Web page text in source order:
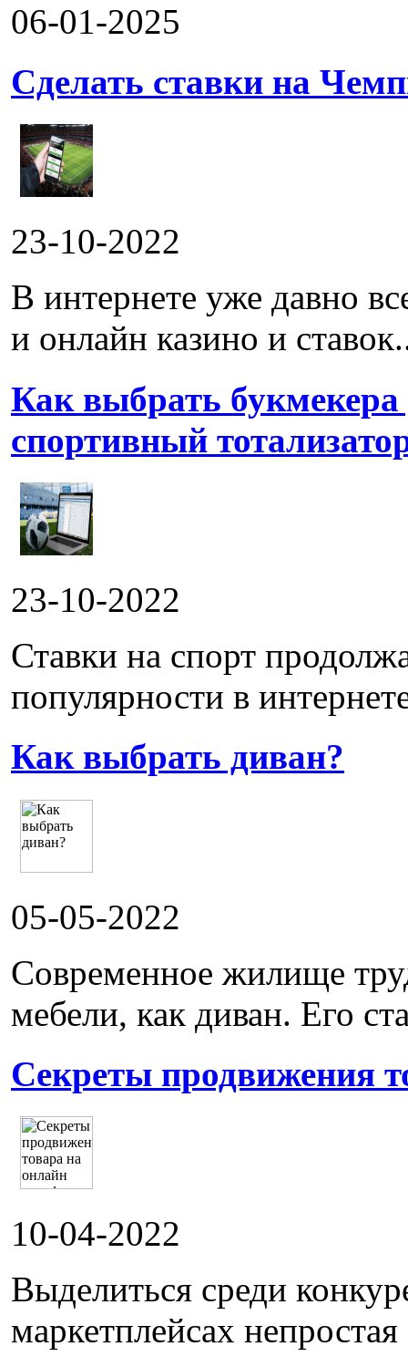
06-01-2025
Сделать ставки на
23-10-2022
В интернете уже давно
и онлайн казино и
Как выбрать
спортивный
23-10-2022
Ставки на спорт
популярности в
Как выбрать диван?
05-05-2022
Современное жилище
мебели, как диван. Его
Секреты продвижения
10-04-2022
Выделиться среди
маркетплейсах